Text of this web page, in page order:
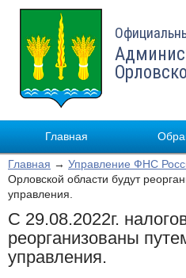
Главная
Главная → Управление ФНС
Орловской области будут
управления.
С 29.08.2022г.
реорганизованы
управления.